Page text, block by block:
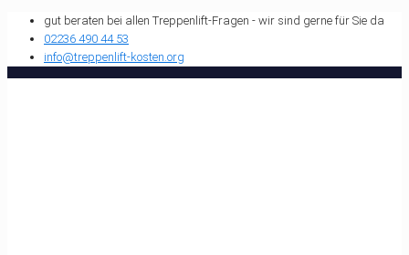
gut beraten bei allen Treppenlift-Fragen - wir sind gerne für Sie da
02236 490 44 53
info@treppenlift-kosten.org